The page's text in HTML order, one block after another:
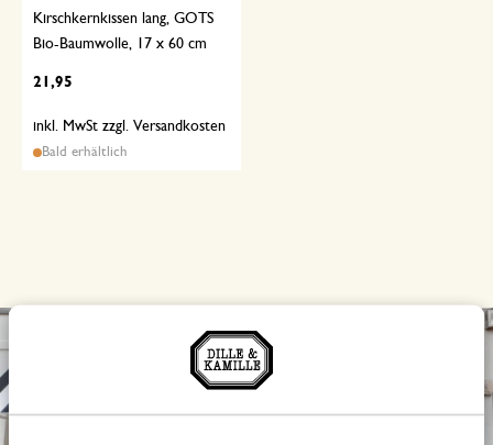
Kirschkernkissen lang, GOTS
Bio-Baumwolle, 17 x 60 cm
21,95
inkl. MwSt zzgl. Versandkosten
Bald erhältlich